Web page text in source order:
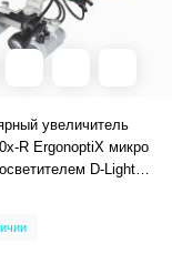
увеличитель
R ErgonoptiX микро
D-Light